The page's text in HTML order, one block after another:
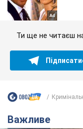
Ти ще не читаєш
Важливе